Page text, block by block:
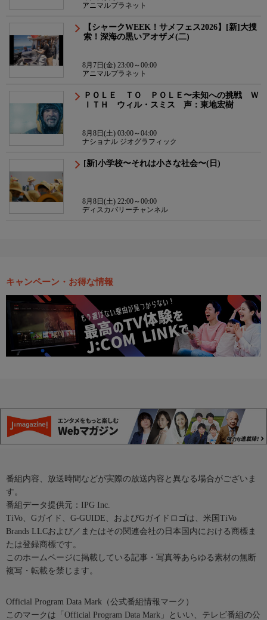
アニマルプラネット
【シャークWEEK！サメフェス2026】[新]大捜
索！深海の黒いアオザメ(二)
8月7日(金) 23:00～00:00
アニマルプラネット
ＰＯＬＥ ＴＯ ＰＯＬＥ〜未知への挑戦 Ｗ
ＩＴＨ ウィル・スミス 声：東地宏樹
8月8日(土) 03:00～04:00
ナショナル ジオグラフィック
[新]小学校〜それは小さな社会〜(日)
8月8日(土) 22:00～00:00
ディスカバリーチャンネル
キャンペーン・お得な情報
番組内容、放送時間などが実際の放送内容と異なる場合がございま
す。
番組データ提供元：IPG Inc.
TiVo、Gガイド、G-GUIDE、およびGガイドロゴは、米国TiVo
Brands LLCおよび／またはその関連会社の日本国内における商標ま
たは登録商標です。
このホームページに掲載している記事・写真等あらゆる素材の無断
複写・転載を禁じます。
Official Program Data Mark（公式番組情報マーク）
このマークは「Official Program Data Mark」といい、テレビ番組の公